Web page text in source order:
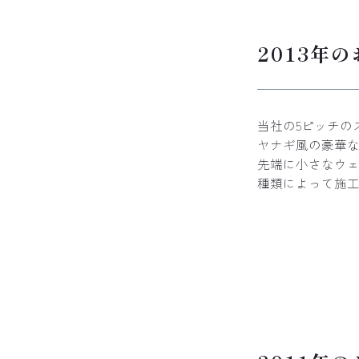
2013年の
当社の5ピッチ
ヤナギ風の豪華
先端に小さなウ
種類によって施